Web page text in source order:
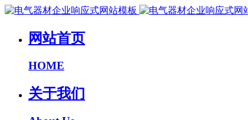
网站首页
HOME
关于我们